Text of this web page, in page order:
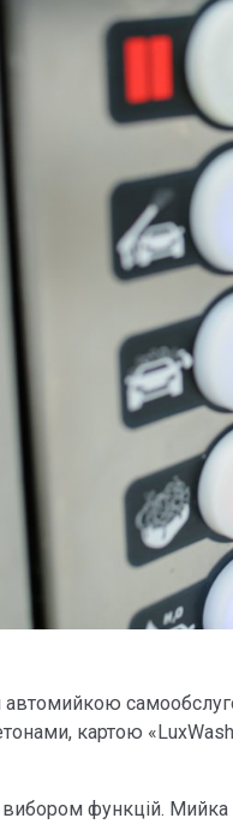
автомийкою
картою
функцій. Мийка